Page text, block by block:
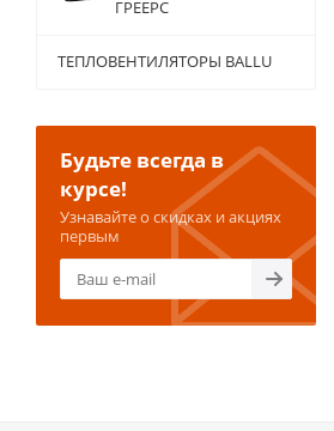
ГРЕЕРС
ТЕПЛОВЕНТИЛЯТОРЫ BALLU
Будьте всегда в
курсе!
Узнавайте о скидках и акциях
первым